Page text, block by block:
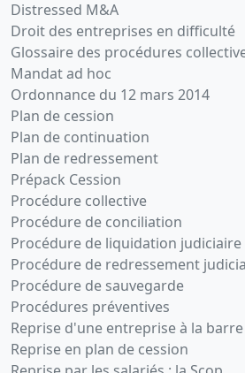
Distressed M&A
Droit des entreprises en difficulté
Glossaire des procédures
Mandat ad hoc
Ordonnance du 12 mars 2014
Plan de cession
Plan de continuation
Plan de redressement
Prépack Cession
Procédure collective
Procédure de conciliation
Procédure de liquidation judiciaire
Procédure de redressement
Procédure de sauvegarde
Procédures préventives
Reprise d'une entreprise à la barre
Reprise en plan de cession